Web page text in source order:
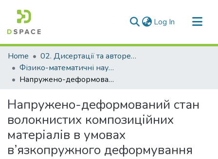
Log In (current)
Communities & Collections
All of DSpace
Statistics
Home
02. Дисертації та автореферати дисертацій
Фізико-математичні науки
Напружено-деформований стан волокнистих композиційних матеріалів в умовах в’язкопружного деформування
Напружено-деформований стан
волокнистих композиційних
матеріалів в умовах
в’язкопружного деформування